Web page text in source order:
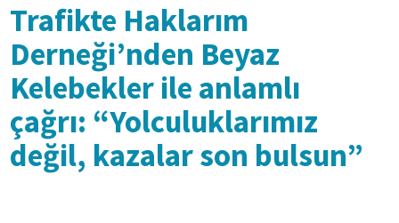
Trafikte Haklarım
Derneği’nden Beyaz
Kelebekler ile anlamlı
çağrı: “Yolculuklarımız
değil, kazalar son bulsun”